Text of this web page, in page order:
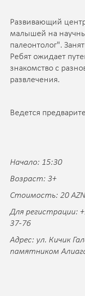
Развивающий
малышей на
палеонтолог".
Ребят ожидает
знакомство с
развлечения.
Ведется
Начало: 15:30
Возраст: 3+
Стоимость: 20 AZN
Для регистрации:
37-76
Адрес: ул. Кичик
памятником